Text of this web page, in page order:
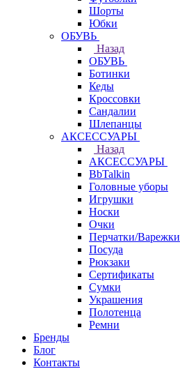
Шорты
Юбки
ОБУВЬ
Назад
ОБУВЬ
Ботинки
Кеды
Кроссовки
Сандалии
Шлепанцы
АКСЕССУАРЫ
Назад
АКСЕССУАРЫ
BbTalkin
Головные уборы
Игрушки
Носки
Очки
Перчатки/Варежки
Посуда
Рюкзаки
Сертификаты
Сумки
Украшения
Полотенца
Ремни
Бренды
Блог
Контакты